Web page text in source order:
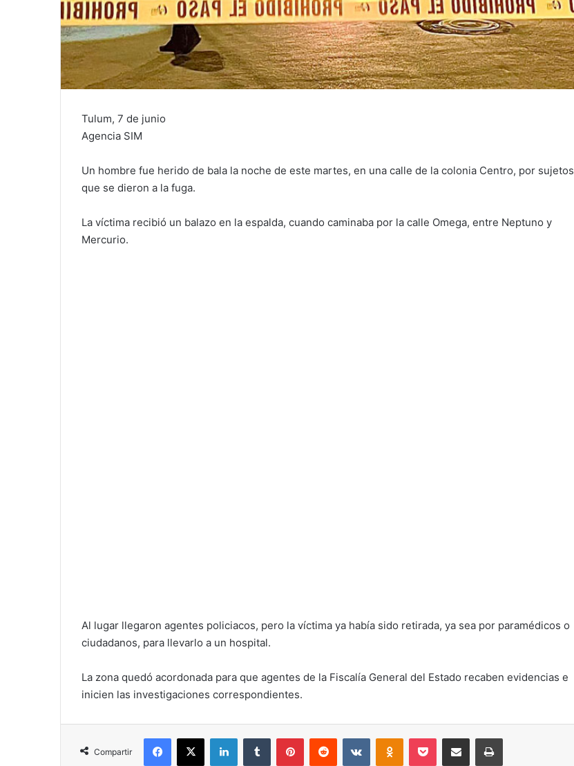
Tulum, 7 de junio
Agencia SIM
Un hombre fue herido de bala la noche de este martes, en una calle de la colonia Centro, por sujetos
que se dieron a la fuga.
La víctima recibió un balazo en la espalda, cuando caminaba por la calle Omega, entre Neptuno y
Mercurio.
Al lugar llegaron agentes policiacos, pero la víctima ya había sido retirada, ya sea por paramédicos o
ciudadanos, para llevarlo a un hospital.
La zona quedó acordonada para que agentes de la Fiscalía General del Estado recaben evidencias e
inicien las investigaciones correspondientes.
Compartir
Facebook
X LinkedInTumblr PinterestReddit VKontakteOdnoklassniki
Pocket Compartir por correo electrónicoImprimir